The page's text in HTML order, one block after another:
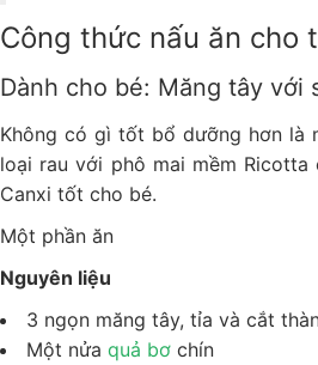
Công thức nấu ăn cho
Dành cho bé: Măng tây với
Không có gì tốt bổ dưỡng hơn là
loại rau với phô mai mềm
Canxi tốt cho bé.
Một phần ăn
Nguyên liệu
3 ngọn măng tây, tỉa và cắt
Một nửa quả bơ chín